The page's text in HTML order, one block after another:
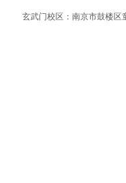
玄武门校区：南京市鼓楼区